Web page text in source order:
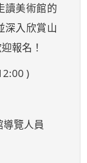
讀美術館的
深入欣賞山
報名！
)
覽人員